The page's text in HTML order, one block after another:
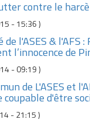
contre le
- 15:36)
de l'ASES & l'AFS
l’innocence de
- 09:19)
de L'ASES et
coupable d'être
- 21:15)